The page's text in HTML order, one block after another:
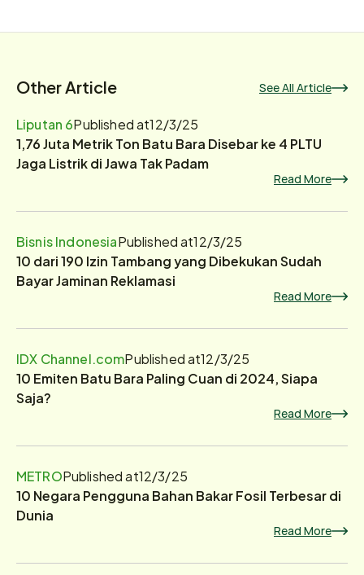
Other Article See All Article
Liputan 6Published at12/3/25
1,76 Juta Metrik Ton Batu Bara Disebar ke 4 PLTU
Jaga Listrik di Jawa Tak Padam
Read More
Bisnis IndonesiaPublished at12/3/25
10 dari 190 Izin Tambang yang Dibekukan Sudah
Bayar Jaminan Reklamasi
Read More
IDX Channel.comPublished at12/3/25
10 Emiten Batu Bara Paling Cuan di 2024, Siapa
Saja?
Read More
METROPublished at12/3/25
10 Negara Pengguna Bahan Bakar Fosil Terbesar di
Dunia
Read More